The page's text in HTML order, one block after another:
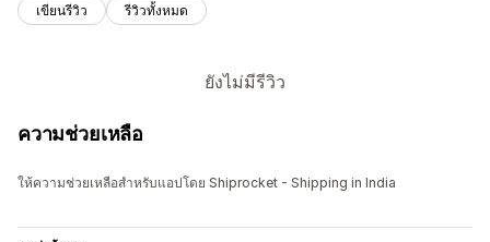
เขียนรีวิว รีวิวทั้งหมด
ยังไม่มีรีวิว
ความช่วยเหลือ
ให้ความช่วยเหลือสำหรับแอปโดย Shiprocket - Shipping in India